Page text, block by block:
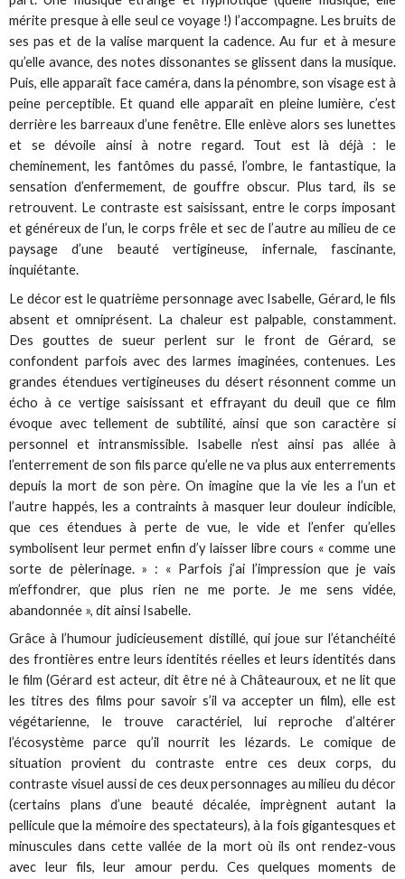
mérite presque à elle seul ce voyage !) l’accompagne. Les bruits de
ses pas et de la valise marquent la cadence. Au fur et à mesure
qu’elle avance, des notes dissonantes se glissent dans la musique.
Puis, elle apparaît face caméra, dans la pénombre, son visage est à
peine perceptible. Et quand elle apparaît en pleine lumière, c’est
derrière les barreaux d’une fenêtre. Elle enlève alors ses lunettes
et se dévoile ainsi à notre regard. Tout est là déjà : le
cheminement, les fantômes du passé, l’ombre, le fantastique, la
sensation d’enfermement, de gouffre obscur. Plus tard, ils se
retrouvent. Le contraste est saisissant, entre le corps imposant
et généreux de l’un, le corps frêle et sec de l’autre au milieu de ce
paysage d’une beauté vertigineuse, infernale, fascinante,
inquiétante.
Le décor est le quatrième personnage avec Isabelle, Gérard, le fils
absent et omniprésent. La chaleur est palpable, constamment.
Des gouttes de sueur perlent sur le front de Gérard, se
confondent parfois avec des larmes imaginées, contenues. Les
grandes étendues vertigineuses du désert résonnent comme un
écho à ce vertige saisissant et effrayant du deuil que ce film
évoque avec tellement de subtilité, ainsi que son caractère si
personnel et intransmissible. Isabelle n’est ainsi pas allée à
l’enterrement de son fils parce qu’elle ne va plus aux enterrements
depuis la mort de son père. On imagine que la vie les a l’un et
l’autre happés, les a contraints à masquer leur douleur indicible,
que ces étendues à perte de vue, le vide et l’enfer qu’elles
symbolisent leur permet enfin d’y laisser libre cours « comme une
sorte de pèlerinage. » : « Parfois j’ai l’impression que je vais
m’effondrer, que plus rien ne me porte. Je me sens vidée,
abandonnée », dit ainsi Isabelle.
Grâce à l’humour judicieusement distillé, qui joue sur l’étanchéité
des frontières entre leurs identités réelles et leurs identités dans
le film (Gérard est acteur, dit être né à Châteauroux, et ne lit que
les titres des films pour savoir s’il va accepter un film), elle est
végétarienne, le trouve caractériel, lui reproche d’altérer
l’écosystème parce qu’il nourrit les lézards. Le comique de
situation provient du contraste entre ces deux corps, du
contraste visuel aussi de ces deux personnages au milieu du décor
(certains plans d’une beauté décalée, imprègnent autant la
pellicule que la mémoire des spectateurs), à la fois gigantesques et
minuscules dans cette vallée de la mort où ils ont rendez-vous
avec leur fils, leur amour perdu. Ces quelques moments de